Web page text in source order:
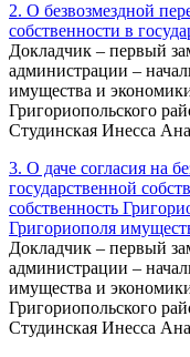
2. О безвозмездной
собственности в
Докладчик – первый
администрации –
имущества и
Григориопольского
Студинская Инесса
3. О даче согласия на
государственной
собственность
Григориополя
Докладчик – первый
администрации –
имущества и
Григориопольского
Студинская Инесса